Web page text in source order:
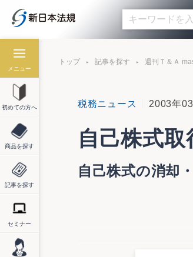
メニュー
初めての方へ
商品を探す
記事を探す
セミナー
トップ 記事を探す 週刊Ｔ＆Ａ
税務ニュース 2003年
自己株式
自己株式の消却